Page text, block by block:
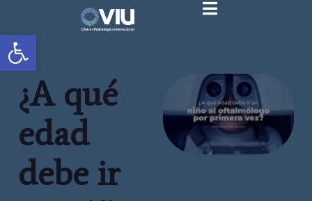
Abrir barra de herramientas
¿A qué
edad
debe ir